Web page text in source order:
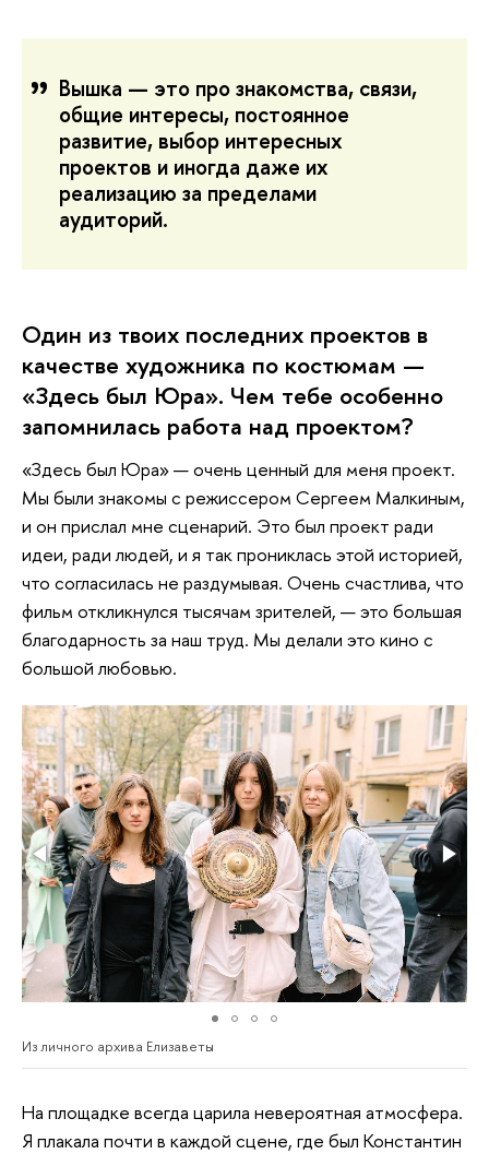
Вышка — это про знакомства, связи,
общие интересы, постоянное
развитие, выбор интересных
проектов и иногда даже их
реализацию за пределами
аудиторий.
Один из твоих последних проектов в
качестве художника по костюмам —
«Здесь был Юра». Чем тебе особенно
запомнилась работа над проектом?
«Здесь был Юра» — очень ценный для меня проект.
Мы были знакомы с режиссером Сергеем Малкиным,
и он прислал мне сценарий. Это был проект ради
идеи, ради людей, и я так прониклась этой историей,
что согласилась не раздумывая. Очень счастлива, что
фильм откликнулся тысячам зрителей, — это большая
благодарность за наш труд. Мы делали это кино с
большой любовью.
Из личного архива Елизаветы
На площадке всегда царила невероятная атмосфера.
Я плакала почти в каждой сцене, где был Константин